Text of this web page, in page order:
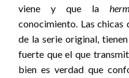
viene y que la
conocimiento. Las chicas
de la serie original,
fuerte que el que
bien es verdad que